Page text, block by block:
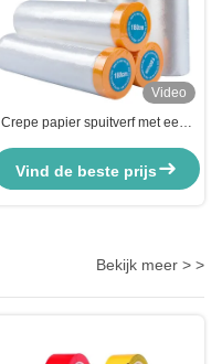
Video
Crepe papier spuitverf met een
Washi papier
Vind de beste prijs
Bekijk meer > >